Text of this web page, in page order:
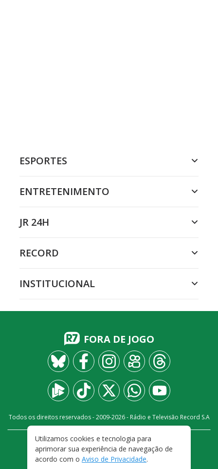
ESPORTES
ENTRETENIMENTO
JR 24H
RECORD
INSTITUCIONAL
FORA DE JOGO
Todos os direitos reservados - 2009-2026- Rádio e Televisão Record S.A
FALE CONOSCO
PRIVACIDADE
TERMOS E CONDIÇÕES DE USO
Utilizamos cookies e tecnologia para
aprimorar sua experiência de navegação de
acordo com o Aviso de Privacidade.